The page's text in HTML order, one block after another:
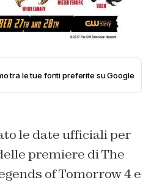
tra le tue fonti preferite su Google
le date ufficiali per
premiere di The
of Tomorrow 4 e